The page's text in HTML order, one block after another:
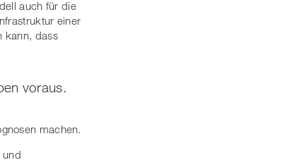
auch für die
einer
kann, dass
voraus.
machen.
und